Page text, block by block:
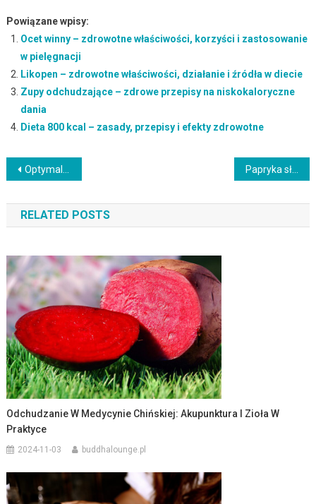
Powiązane wpisy:
Ocet winny – zdrowotne właściwości, korzyści i zastosowanie
w pielęgnacji
Likopen – zdrowotne właściwości, działanie i źródła w diecie
Zupy odchudzające – zdrowe przepisy na niskokaloryczne
dania
Dieta 800 kcal – zasady, przepisy i efekty zdrowotne
Nawigacja
wpisu
Optymalna dieta odchudzająca – kluczowe zasady i efekty działania Papryka słodka – zdrowotne właściwości i korzyści dla organizmu
RELATED POSTS
Odchudzanie W Medycynie Chińskiej: Akupunktura I Zioła W
Praktyce
2024-11-03 buddhalounge.pl